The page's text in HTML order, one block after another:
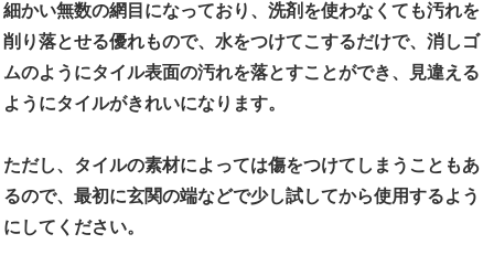
細かい無数の網目になっており、洗剤を使わなくても汚れを
削り落とせる優れもので、水をつけてこするだけで、消しゴ
ムのようにタイル表面の汚れを落とすことができ、見違える
ようにタイルがきれいになります。
ただし、タイルの素材によっては傷をつけてしまうこともあ
るので、最初に玄関の端などで少し試してから使用するよう
にしてください。